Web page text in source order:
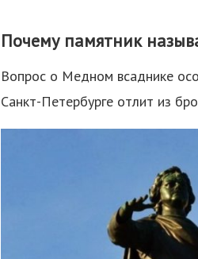
Почему памятник
Вопрос о Медном всаднике
Санкт-Петербурге отлит из